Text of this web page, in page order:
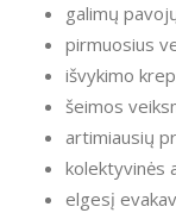
galimų
pirmuosius
išvykimo
šeimos
artimiausių
kolektyvinės
elgesį